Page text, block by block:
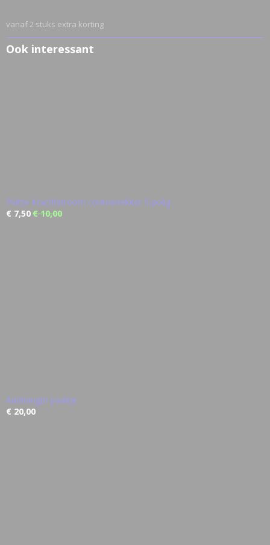
vanaf 2 stuks extra korting
Ook interessant
Platte Krachtstroom contrastekker 5-polig
€ 7,50€ 10,00
Aanhanger paaltje
€ 20,00